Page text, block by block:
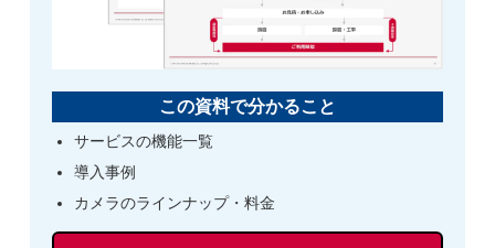
この資料で分かること
サービスの機能一覧
導入事例
カメラのラインナップ・料金